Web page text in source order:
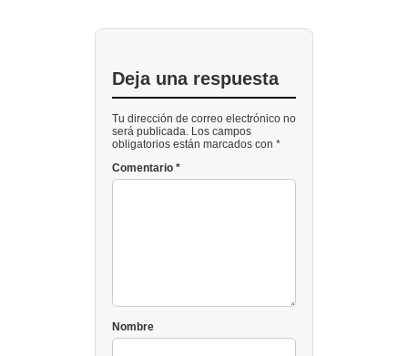
Deja una respuesta
Tu dirección de correo electrónico no
será publicada. Los campos
obligatorios están marcados con *
Comentario *
Nombre